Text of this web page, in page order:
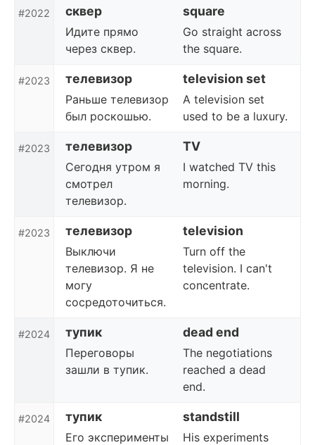
#2022 сквер square
Идите прямо
через сквер.
Go straight across
the square.
#2023 телевизор television set
Раньше телевизор
был роскошью.
A television set
used to be a luxury.
#2023 телевизор TV
Сегодня утром я
смотрел
телевизор.
I watched TV this
morning.
#2023 телевизор television
Выключи
телевизор. Я не
могу
сосредоточиться.
Turn off the
television. I can't
concentrate.
#2024 тупик dead end
Переговоры
зашли в тупик.
The negotiations
reached a dead
end.
#2024 тупик standstill
Его эксперименты
His experiments